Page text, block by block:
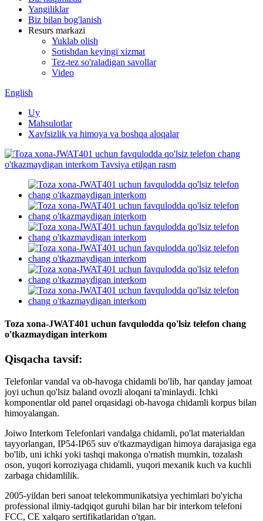
Yangiliklar
Biz bilan bog'lanish
Resurs markazi
Yuklab olish
Sotishdan keyingi xizmat
Tez-tez so'raladigan savollar
Video
English
Uy
Mahsulotlar
Xavfsizlik va himoya va boshqa aloqalar
Toza xona-JWAT401 uchun favqulodda qo'lsiz telefon chang
o'tkazmaydigan interkom
Qisqacha tavsif:
Telefonlar vandal va ob-havoga chidamli bo'lib, har qanday jamoat
joyi uchun qo'lsiz baland ovozli aloqani ta'minlaydi. Ichki
komponentlar old panel orqasidagi ob-havoga chidamli korpus bilan
himoyalangan.
Joiwo Interkom Telefonlari vandalga chidamli, po'lat materialdan
tayyorlangan, IP54-IP65 suv o'tkazmaydigan himoya darajasiga ega
bo'lib, uni ichki yoki tashqi makonga o'rnatish mumkin, tozalash
oson, yuqori korroziyaga chidamli, yuqori mexanik kuch va kuchli
zarbaga chidamlilik.
2005-yildan beri sanoat telekommunikatsiya yechimlari bo'yicha
professional ilmiy-tadqiqot guruhi bilan har bir interkom telefoni
FCC, CE xalqaro sertifikatlaridan o'tgan.